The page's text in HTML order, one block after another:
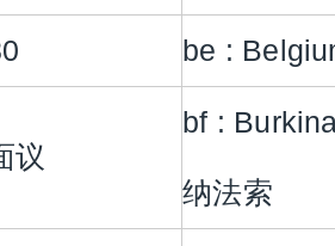
be :
议
bf :
纳法索